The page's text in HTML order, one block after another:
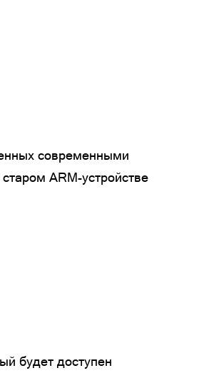
современными
ARM-устройстве
будет доступен